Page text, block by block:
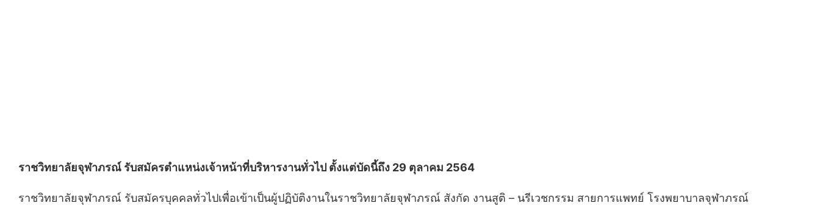
ราชวิทยาลัยจุฬาภรณ์ รับสมัครตำแหน่งเจ้าหน้าที่บริหารงานทั่วไป ตั้งแต่บัดนี้ถึง 29 ตุลาคม 2564
ราชวิทยาลัยจุฬาภรณ์ รับสมัครบุคคลทั่วไปเพื่อเข้าเป็นผู้ปฏิบัติงานในราชวิทยาลัยจุฬาภรณ์ สังกัด งานสูติ – นรีเวชกรรม สายการแพทย์ โรงพยาบาลจุฬาภรณ์